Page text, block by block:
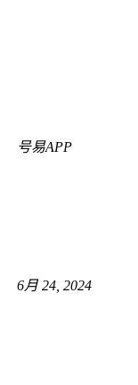
号易APP
6月 24, 2024